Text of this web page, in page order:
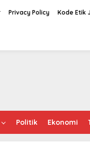
Privacy Policy Kode Etik
Politik Ekonomi